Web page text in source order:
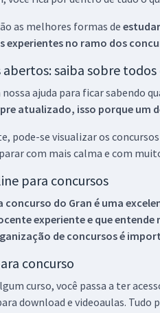
as melhores formas de
experientes no ramo dos
abertos: saiba sobre
ajuda para ficar sabendo
atualizado, isso porque um
pode-se visualizar os
com mais calma e com
para concursos
concurso do Gran é uma
experiente e que
de concursos é
concurso
curso, você passa a ter
download e videoaulas.